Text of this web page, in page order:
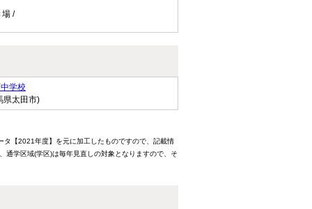
場 /
学校
県太田市)
【2021年度】を元に加工したものですので、記載情
通学区域(学区)は毎年見直しの対象となりますので、そ